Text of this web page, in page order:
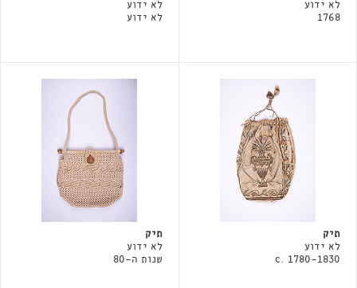
לא ידוע
1768
לא ידוע
לא ידוע
תיק
לא ידוע
c. 1780-1830
תיק
לא ידוע
שנות ה-80